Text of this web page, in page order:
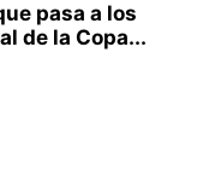
pasa a los
de la Copa...